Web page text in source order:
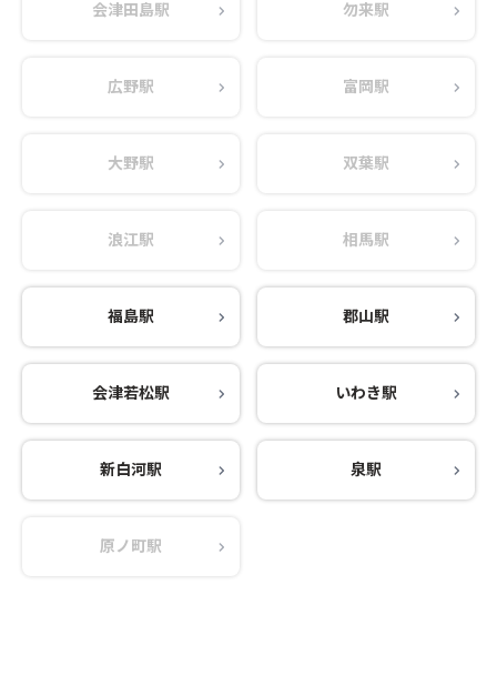
会津田島駅 勿来駅
広野駅 富岡駅
大野駅 双葉駅
浪江駅 相馬駅
福島駅 郡山駅
会津若松駅 いわき駅
新白河駅 泉駅
原ノ町駅